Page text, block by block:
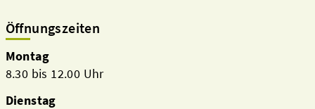
Verwaltung
Öffnungszeiten
Montag
8.30 bis 12.00 Uhr
Dienstag